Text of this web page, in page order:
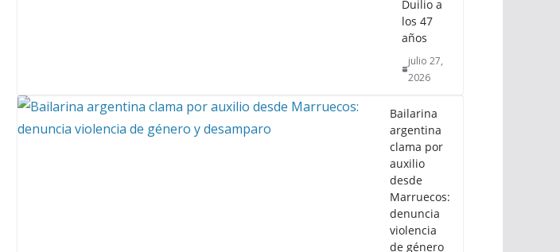
Duilio a
los 47
años
julio 27,
2026
Bailarina
argentina
clama por
auxilio
desde
Marruecos:
denuncia
violencia
de género